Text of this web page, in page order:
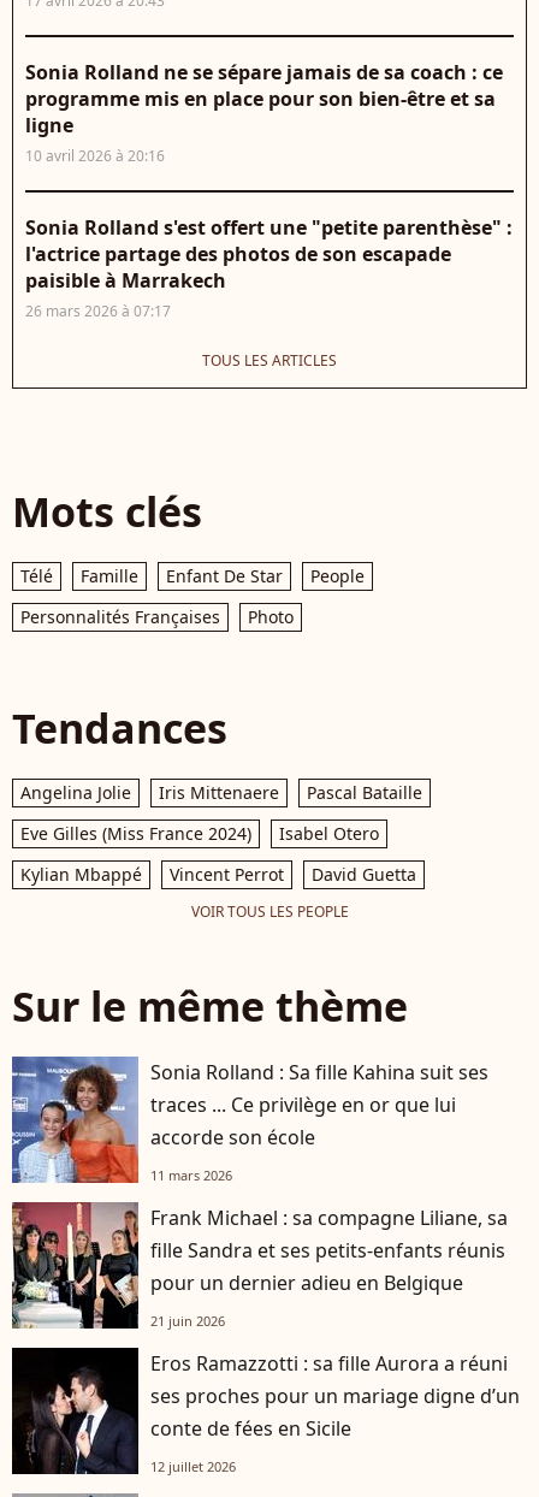
Sonia Rolland ne se sépare jamais de sa coach : ce
programme mis en place pour son bien-être et sa
ligne
10 avril 2026 à 20:16
Sonia Rolland s'est offert une "petite parenthèse" :
l'actrice partage des photos de son escapade
paisible à Marrakech
26 mars 2026 à 07:17
TOUS LES ARTICLES
Mots clés
Télé Famille Enfant De Star
People
Personnalités Françaises
Photo
Tendances
Angelina Jolie Iris Mittenaere
Pascal Bataille
Eve Gilles (Miss France 2024)
Isabel Otero
Kylian Mbappé
Vincent Perrot David Guetta
VOIR TOUS LES PEOPLE
Sur le même thème
Sonia Rolland : Sa fille Kahina suit ses
traces ... Ce privilège en or que lui
accorde son école
11 mars 2026
Frank Michael : sa compagne Liliane, sa
fille Sandra et ses petits-enfants réunis
pour un dernier adieu en Belgique
21 juin 2026
Eros Ramazzotti : sa fille Aurora a réuni
ses proches pour un mariage digne d’un
conte de fées en Sicile
12 juillet 2026